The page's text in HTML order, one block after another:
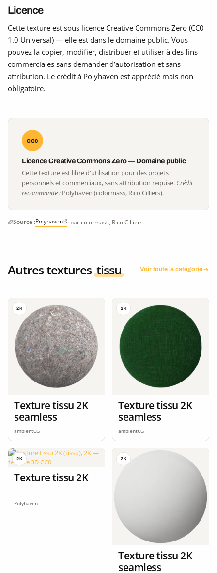
Licence
Cette texture est sous licence Creative Commons Zero (CC0
1.0 Universal) — elle est dans le domaine public. Vous
pouvez la copier, modifier, distribuer et utiliser à des fins
commerciales sans demander d’autorisation et sans
attribution. Le crédit à Polyhaven est apprécié mais non
obligatoire.
CC0
Licence Creative Commons Zero — Domaine public
Cette texture est libre d'utilisation pour des projets
personnels et commerciaux, sans attribution requise. Crédit
recommandé : Polyhaven (colormass, Rico Cilliers).
Source :Polyhaven · par colormass, Rico Cilliers
Autres textures tissu Voir toute la catégorie
2K
Texture tissu 2K
seamless
ambientCG
2K
Texture tissu 2K
seamless
ambientCG
2K
Texture tissu 2K
Polyhaven
2K
Texture tissu 2K
seamless